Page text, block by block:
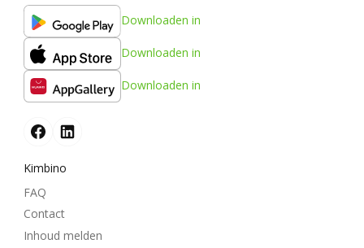
Downloaden in
Downloaden in
Downloaden in
Kimbino
FAQ
Contact
Inhoud melden